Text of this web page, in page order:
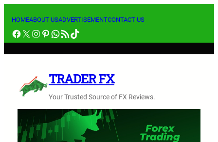
ス
キ
HOMEABOUT USADVERTISEMENTCONTACT US
Facebook
X Instagram
Pinterest
WhatsApp
RSS フィードTikTok
TRADER FX
Your Trusted Source of FX Reviews.